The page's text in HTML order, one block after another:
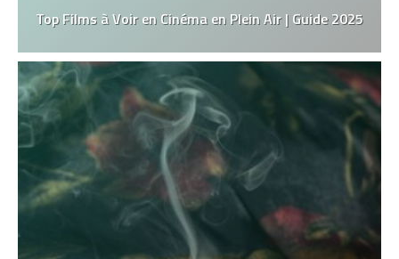
Top Films à Voir en Cinéma en Plein Air | Guide 2025